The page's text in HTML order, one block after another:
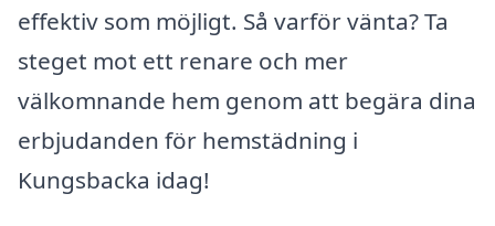
effektiv som möjligt. Så varför vänta? Ta
steget mot ett renare och mer
välkomnande hem genom att begära dina
erbjudanden för hemstädning i
Kungsbacka idag!